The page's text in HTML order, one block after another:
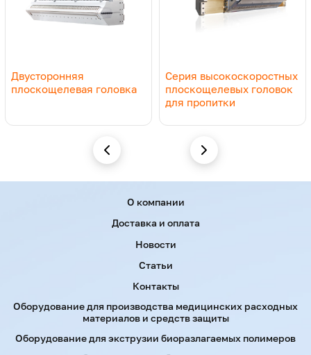
Двусторонняя
плоскощелевая головка
Серия высокоскоростных
плоскощелевых головок
для пропитки
Оборудование для производства медицинских расходных
материалов и средств защиты
Оборудование для экструзии биоразлагаемых полимеров
О компании
Доставка и оплата
Новости
Статьи
Контакты